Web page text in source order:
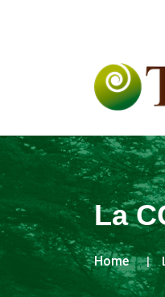
La
Home